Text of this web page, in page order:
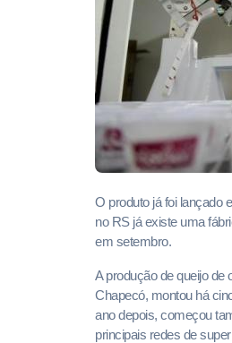
O produto já foi lançado
no RS já existe uma
em setembro.
A produção de queijo de
Chapecó, montou há
ano depois, começou
principais redes de